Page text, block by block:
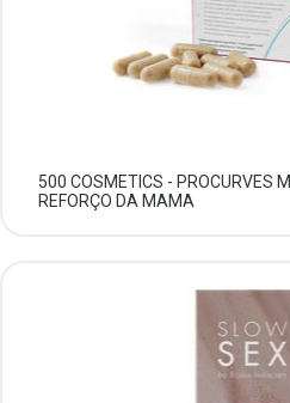
500 COSMETICS - PROCURVES
REFORÇO DA MAMA